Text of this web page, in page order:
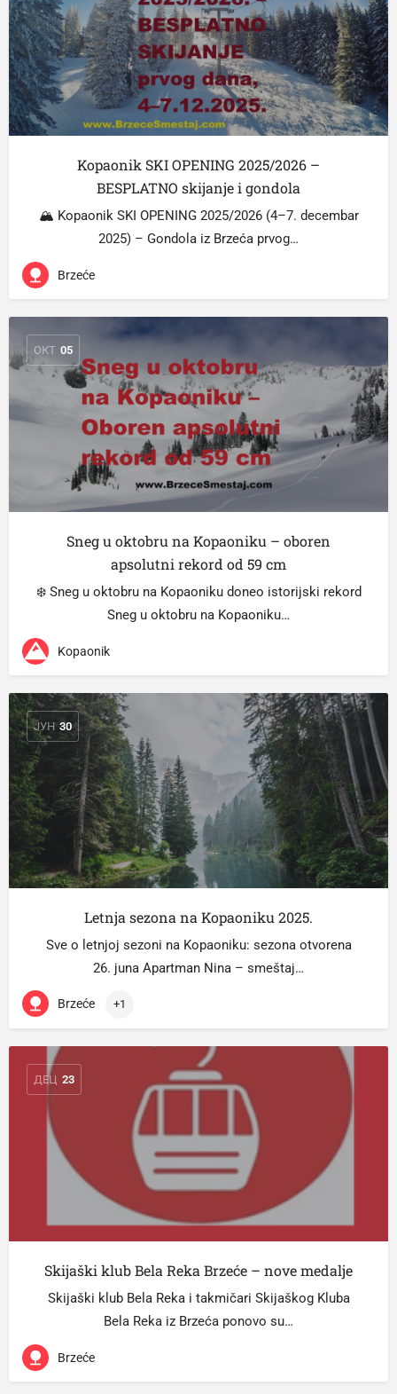
Kopaonik SKI OPENING 2025/2026 –
BESPLATNO skijanje i gondola
🏔️ Kopaonik SKI OPENING 2025/2026 (4–7. decembar
2025) – Gondola iz Brzeća prvog…
Brzeće
ОКТ 05
Sneg u oktobru na Kopaoniku – oboren
apsolutni rekord od 59 cm
❄️ Sneg u oktobru na Kopaoniku doneo istorijski rekord
Sneg u oktobru na Kopaoniku…
Kopaonik
ЈУН 30
Letnja sezona na Kopaoniku 2025.
Sve o letnjoj sezoni na Kopaoniku: sezona otvorena
26. juna Apartman Nina – smeštaj…
Brzeće +1
ДЕЦ 23
Skijaški klub Bela Reka Brzeće – nove medalje
Skijaški klub Bela Reka i takmičari Skijaškog Kluba
Bela Reka iz Brzeća ponovo su…
Brzeće